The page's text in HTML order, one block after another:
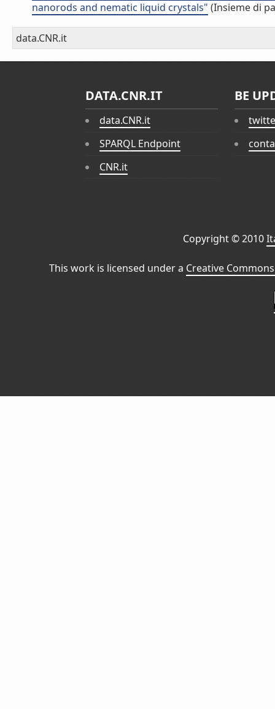
nanorods and nematic liquid crystals" (Insieme di
data.CNR.it
DATA.CNR.IT
data.CNR.it
SPARQL Endpoint
CNR.it
BE
Copyright © 2010
This work is licensed under a Creative